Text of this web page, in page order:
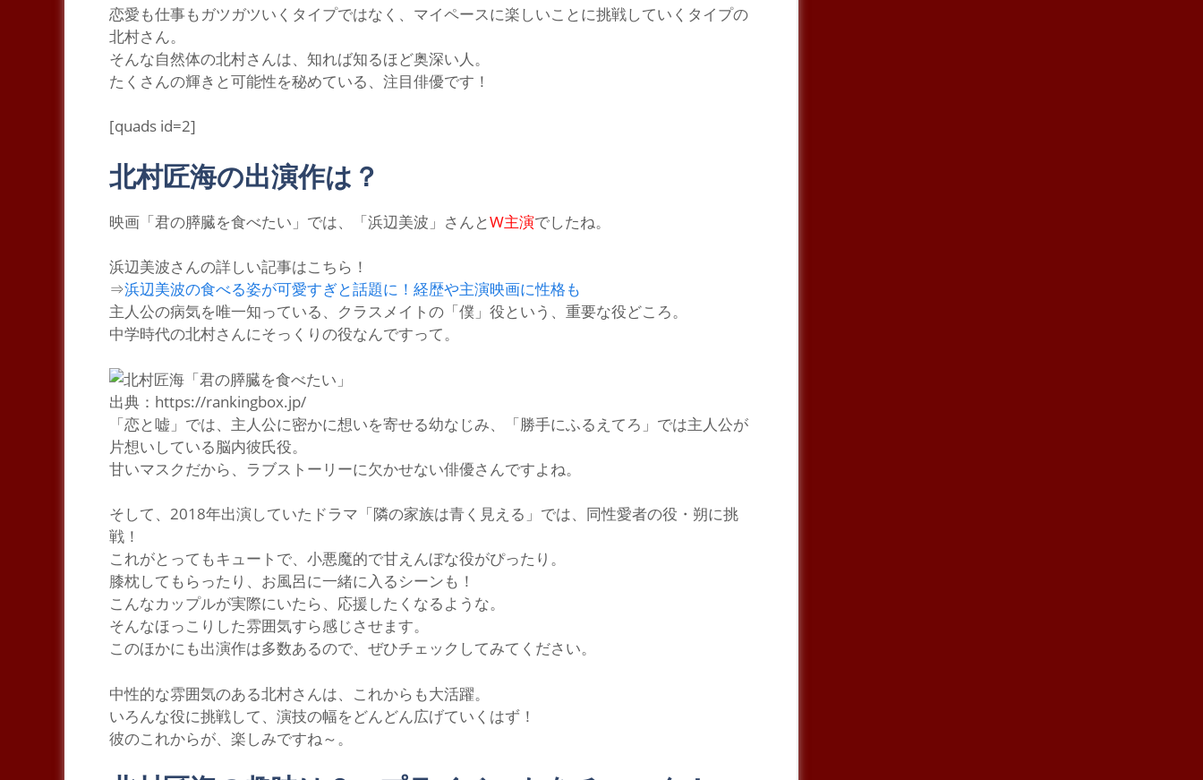
恋愛も仕事もガツガツいくタイプではなく、マイペースに楽しいことに挑戦していくタイプの
北村さん。
そんな自然体の北村さんは、知れば知るほど奥深い人。
たくさんの輝きと可能性を秘めている、注目俳優です！
[quads id=2]
北村匠海の出演作は？
映画 「君の膵臓を食べたい」 では、 「浜辺美波」 さんとW主演でしたね。
浜辺美波さんの詳しい記事はこちら！
⇒浜辺美波の食べる姿が可愛すぎと話題に！経歴や主演映画に性格も
主人公の病気を唯一知っている、クラスメイトの「僕」役という、重要な役どころ。
中学時代の北村さんにそっくりの役なんですって。
出典：https://rankingbox.jp/
「恋と嘘」 では、主人公に密かに想いを寄せる幼なじみ、 「勝手にふるえてろ」 では主人公が
片想いしている脳内彼氏役。
甘いマスクだから、ラブストーリーに欠かせない俳優さんですよね。
そして、2018年出演していたドラマ 「隣の家族は青く見える」 では、同性愛者の役・朔に挑
戦！
これがとってもキュートで、小悪魔的で甘えんぼな役がぴったり。
膝枕してもらったり、お風呂に一緒に入るシーンも！
こんなカップルが実際にいたら、応援したくなるような。
そんなほっこりした雰囲気すら感じさせます。
このほかにも出演作は多数あるので、ぜひチェックしてみてください。
中性的な雰囲気のある北村さんは、これからも大活躍。
いろんな役に挑戦して、演技の幅をどんどん広げていくはず！
彼のこれからが、楽しみですね～。